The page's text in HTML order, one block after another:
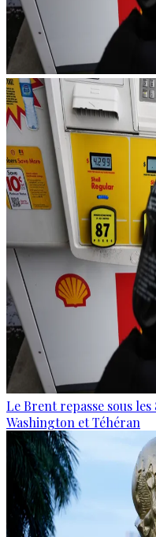
Le Brent repasse sous
Washington et Téhéran